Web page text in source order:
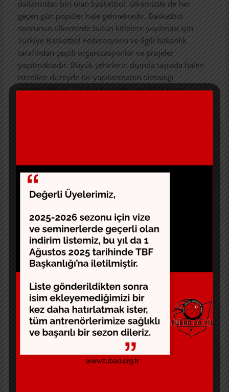
dallarından biri olan basketbol, ülkemizde de her
geçen gün popüler hale gelmektedir. Basketbol
sporunun ülkemizde bütün kitlelere yayılması için
Türkiye Basketbol Federasyonu ve ilgili bakanlık
tarafından çeşitli organizasyonlar ve projeler
yapılmaktadır. Büyük şehirlerin dışında taşrada halen
istenilen düzeyde bir yapılanmanın olmadığı
görülmektedir. Okullar basketbol ve diğer spor
gruba Öncü ve ark. (2012) tarafından geliştirilen
Basketbol Tutum Ölçeği uygulanmıştır. Araştırma
sonucunda alt faktörler ve tüm ölçek toplam puanları
bakımından cinsiyete göre istatistiksel olarak anlamlı
farklılık olmadığı (p > 0,05), öğrencilerin basketbol
eğitimi alıp almama durumlarına göre alt faktörlere ve
tüm ölçek toplam puanları bakımından istatistiksel
olarak fark olduğu (p < 0,05), öğrencilerin okudukları
sınıf bakımından ölçek ve faktörlere göre aralarında
istatistiksel olarak anlamlı farklılık bulunmadığı (p >
0,05), öğrencilerin bulundukları sınıflara göre
basketbol tutumlarında istatistiksel olarak bir anlamlı
farklılık olmadığı görülmüştür (p > 0,05). Araştırmada
ortaya çıkan sonuçlara bakıldığında yeterli lisanslı
sporcunun olmadığı, ailelerin yeterince basketbola
ilgili olmadıkları, lisansı olan öğrencilerin diğerlerine
göre daha ilgili oldukları, cinsiyetin ilgi ile doğrudan